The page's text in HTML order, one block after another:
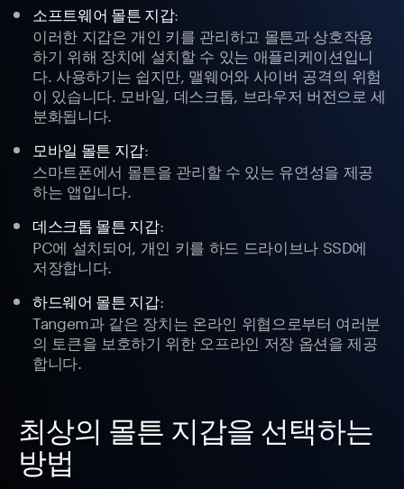
소프트웨어 몰튼 지갑:
이러한 지갑은 개인 키를 관리하고 몰튼과 상호작용
하기 위해 장치에 설치할 수 있는 애플리케이션입니
다. 사용하기는 쉽지만, 맬웨어와 사이버 공격의 위험
이 있습니다. 모바일, 데스크톱, 브라우저 버전으로 세
분화됩니다.
모바일 몰튼 지갑:
스마트폰에서 몰튼을 관리할 수 있는 유연성을 제공
하는 앱입니다.
데스크톱 몰튼 지갑:
PC에 설치되어, 개인 키를 하드 드라이브나 SSD에
저장합니다.
하드웨어 몰튼 지갑:
Tangem과 같은 장치는 온라인 위협으로부터 여러분
의 토큰을 보호하기 위한 오프라인 저장 옵션을 제공
합니다.
최상의 몰튼 지갑을 선택하는
방법